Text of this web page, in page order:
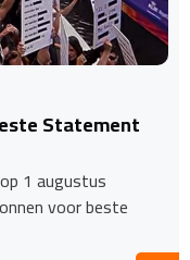
Statement
1 augustus
voor beste